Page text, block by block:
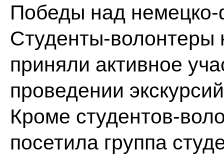
Победы над
Студенты-волонтеры
приняли активное
проведении
Кроме студентов-
посетила группа